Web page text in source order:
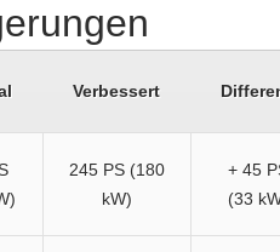
Verbessert
245 PS (180
kW)
+ 45
(33